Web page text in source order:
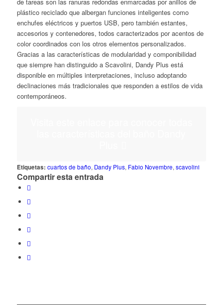
plástico reciclado que albergan funciones inteligentes como
enchufes eléctricos y puertos USB, pero también estantes,
accesorios y contenedores, todos caracterizados por acentos de
color coordinados con los otros elementos personalizados.
Gracias a las características de modularidad y componibilidad
que siempre han distinguido a Scavolini, Dandy Plus está
disponible en múltiples interpretaciones, incluso adoptando
declinaciones más tradicionales que responden a estilos de vida
contemporáneos.
Etiquetas: cuartos de baño, Dandy Plus, Fabio Novembre, scavolini
Compartir esta entrada